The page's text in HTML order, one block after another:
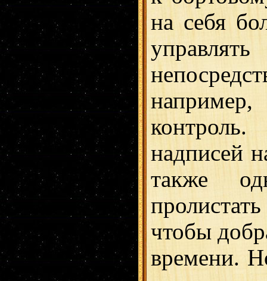
на себя
надписей
также
чтобы
времени.